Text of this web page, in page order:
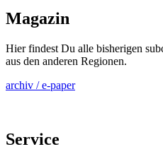
Magazin
Hier findest Du alle bisherigen
aus den anderen Regionen.
archiv / e-paper
Service